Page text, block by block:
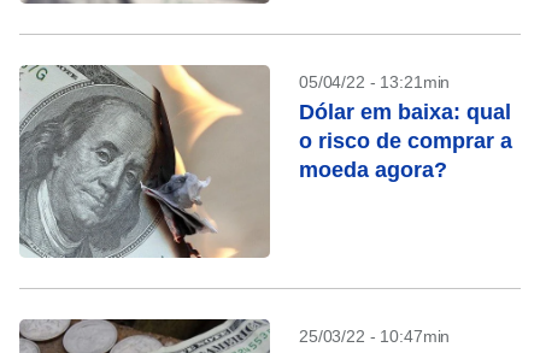
05/04/22 - 13:21min
Dólar em baixa: qual
o risco de comprar a
moeda agora?
25/03/22 - 10:47min